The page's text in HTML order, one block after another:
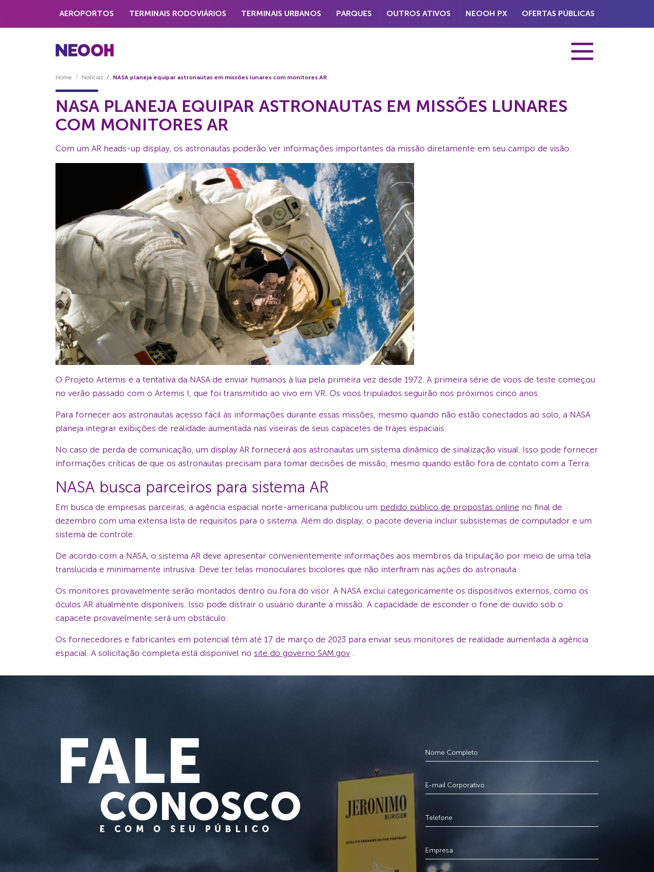
AEROPORTOS TERMINAIS RODOVIÁRIOS TERMINAIS URBANOS PARQUES OUTROS ATIVOS NEOOH PX OFERTAS PÚBLICAS
Home Notícias NASA planeja equipar astronautas em missões lunares com monitores AR
NASA PLANEJA EQUIPAR ASTRONAUTAS EM MISSÕES LUNARES
COM MONITORES AR
Com um AR heads-up display, os astronautas poderão ver informações importantes da missão diretamente em seu campo de visão.
O Projeto Artemis é a tentativa da NASA de enviar humanos à lua pela primeira vez desde 1972. A primeira série de voos de teste começou
no verão passado com o Artemis I, que foi transmitido ao vivo em VR. Os voos tripulados seguirão nos próximos cinco anos.
Para fornecer aos astronautas acesso fácil às informações durante essas missões, mesmo quando não estão conectados ao solo, a NASA
planeja integrar exibições de realidade aumentada nas viseiras de seus capacetes de trajes espaciais.
No caso de perda de comunicação, um display AR fornecerá aos astronautas um sistema dinâmico de sinalização visual. Isso pode fornecer
informações críticas de que os astronautas precisam para tomar decisões de missão, mesmo quando estão fora de contato com a Terra.
NASA busca parceiros para sistema AR
Em busca de empresas parceiras, a agência espacial norte-americana publicou um pedido público de propostas online no final de
dezembro com uma extensa lista de requisitos para o sistema. Além do display, o pacote deveria incluir subsistemas de computador e um
sistema de controle.
De acordo com a NASA, o sistema AR deve apresentar convenientemente informações aos membros da tripulação por meio de uma tela
translúcida e minimamente intrusiva. Deve ter telas monoculares bicolores que não interfiram nas ações do astronauta.
Os monitores provavelmente serão montados dentro ou fora do visor. A NASA exclui categoricamente os dispositivos externos, como os
óculos AR atualmente disponíveis. Isso pode distrair o usuário durante a missão. A capacidade de esconder o fone de ouvido sob o
capacete provavelmente será um obstáculo.
Os fornecedores e fabricantes em potencial têm até 17 de março de 2023 para enviar seus monitores de realidade aumentada à agência
espacial. A solicitação completa está disponível no site do governo SAM.gov
FALE
CONOSCO
E COM O SEU PÚBLICO